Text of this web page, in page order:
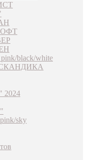
black/white
СКАНДИКА
2024
sky